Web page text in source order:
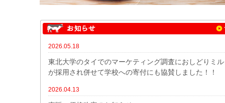
2026.05.18
東北大学のタイでのマーケティング調査におしどりミ
が採用され併せて学校への寄付にも協賛しました！！
2026.04.13